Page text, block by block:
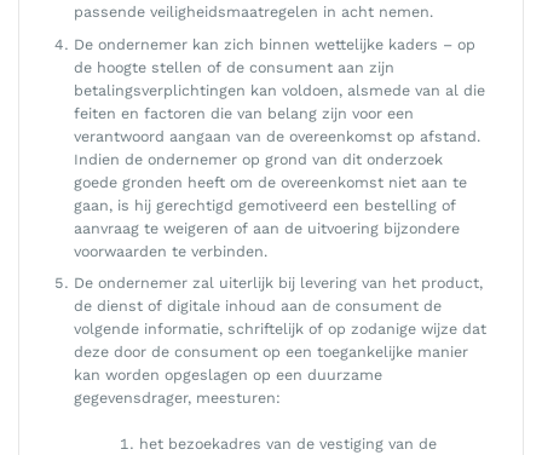
passende veiligheidsmaatregelen in acht nemen.
De ondernemer kan zich binnen wettelijke kaders – op
de hoogte stellen of de consument aan zijn
betalingsverplichtingen kan voldoen, alsmede van al die
feiten en factoren die van belang zijn voor een
verantwoord aangaan van de overeenkomst op afstand.
Indien de ondernemer op grond van dit onderzoek
goede gronden heeft om de overeenkomst niet aan te
gaan, is hij gerechtigd gemotiveerd een bestelling of
aanvraag te weigeren of aan de uitvoering bijzondere
voorwaarden te verbinden.
De ondernemer zal uiterlijk bij levering van het product,
de dienst of digitale inhoud aan de consument de
volgende informatie, schriftelijk of op zodanige wijze dat
deze door de consument op een toegankelijke manier
kan worden opgeslagen op een duurzame
gegevensdrager, meesturen:
het bezoekadres van de vestiging van de